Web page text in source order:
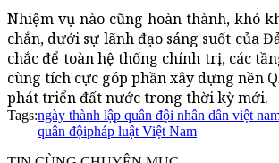
Nhiệm vụ nào cũng hoàn thành, khó
chắn, dưới sự lãnh đạo sáng suốt của
chắc để toàn hệ thống chính trị, các
cùng tích cực góp phần xây dựng nền
phát triển đất nước trong thời kỳ mới.
Tags:ngày thành lập quân đội nhân dân việt
quân độipháp luật Việt Nam